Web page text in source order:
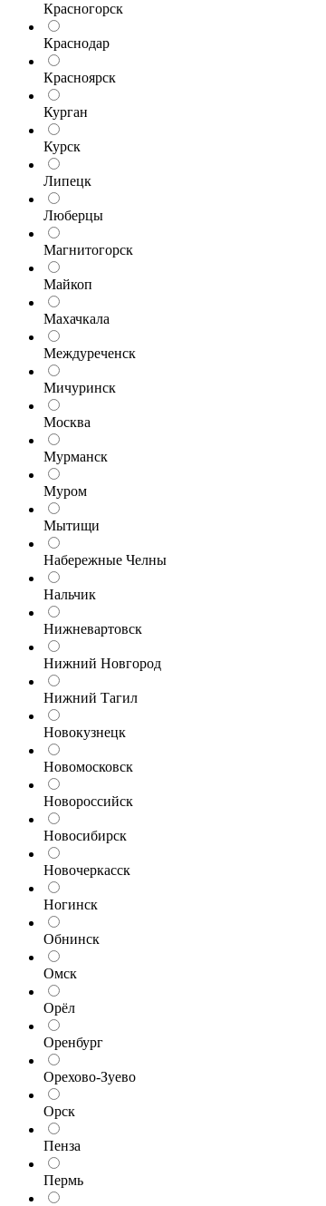
Красногорск
Краснодар
Красноярск
Курган
Курск
Липецк
Люберцы
Магнитогорск
Майкоп
Махачкала
Междуреченск
Мичуринск
Москва
Мурманск
Муром
Мытищи
Набережные Челны
Нальчик
Нижневартовск
Нижний Новгород
Нижний Тагил
Новокузнецк
Новомосковск
Новороссийск
Новосибирск
Новочеркасск
Ногинск
Обнинск
Омск
Орёл
Оренбург
Орехово-Зуево
Орск
Пенза
Пермь